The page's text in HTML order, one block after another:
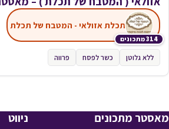
314 מתכונים
תכלת אזולאי - המטבח של תכלת
ללא גלוטן כשר לפסח פרווה
מאסטר מתכונים ניווט